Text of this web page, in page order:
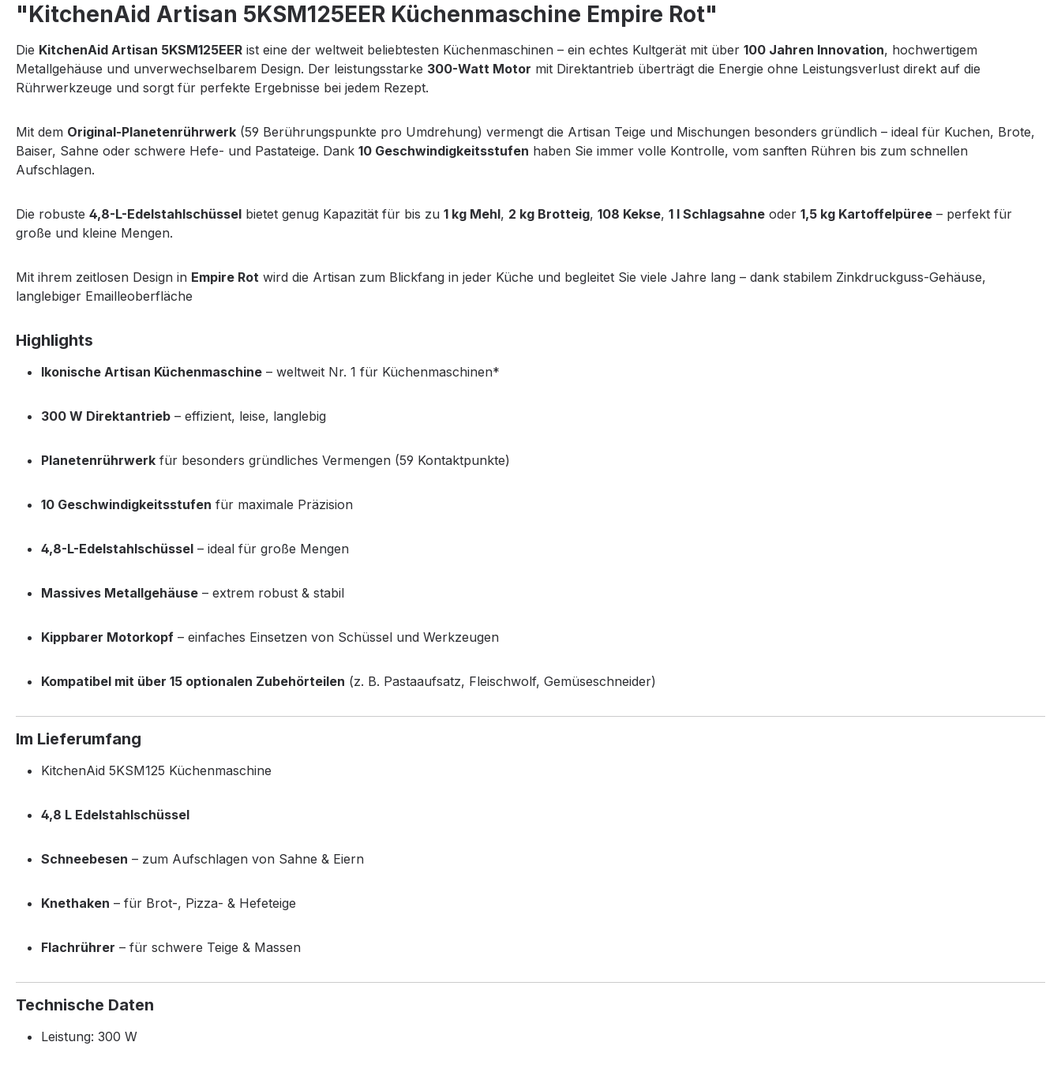
"KitchenAid Artisan 5KSM125EER Küchenmaschine Empire Rot"
Die KitchenAid Artisan 5KSM125EER ist eine der weltweit beliebtesten Küchenmaschinen – ein echtes Kultgerät mit über 100 Jahren Innovation, hochwertigem
Metallgehäuse und unverwechselbarem Design. Der leistungsstarke 300-Watt Motor mit Direktantrieb überträgt die Energie ohne Leistungsverlust direkt auf die
Rührwerkzeuge und sorgt für perfekte Ergebnisse bei jedem Rezept.
Mit dem Original-Planetenrührwerk (59 Berührungspunkte pro Umdrehung) vermengt die Artisan Teige und Mischungen besonders gründlich – ideal für Kuchen, Brote,
Baiser, Sahne oder schwere Hefe- und Pastateige. Dank 10 Geschwindigkeitsstufen haben Sie immer volle Kontrolle, vom sanften Rühren bis zum schnellen
Aufschlagen.
Die robuste 4,8-L-Edelstahlschüssel bietet genug Kapazität für bis zu 1 kg Mehl, 2 kg Brotteig, 108 Kekse, 1 l Schlagsahne oder 1,5 kg Kartoffelpüree – perfekt für
große und kleine Mengen.
Mit ihrem zeitlosen Design in Empire Rot wird die Artisan zum Blickfang in jeder Küche und begleitet Sie viele Jahre lang – dank stabilem Zinkdruckguss-Gehäuse,
langlebiger Emailleoberfläche
Highlights
Ikonische Artisan Küchenmaschine – weltweit Nr. 1 für Küchenmaschinen*
300 W Direktantrieb – effizient, leise, langlebig
Planetenrührwerk für besonders gründliches Vermengen (59 Kontaktpunkte)
10 Geschwindigkeitsstufen für maximale Präzision
4,8-L-Edelstahlschüssel – ideal für große Mengen
Massives Metallgehäuse – extrem robust & stabil
Kippbarer Motorkopf – einfaches Einsetzen von Schüssel und Werkzeugen
Kompatibel mit über 15 optionalen Zubehörteilen (z. B. Pastaaufsatz, Fleischwolf, Gemüseschneider)
Im Lieferumfang
KitchenAid 5KSM125 Küchenmaschine
4,8 L Edelstahlschüssel
Schneebesen – zum Aufschlagen von Sahne & Eiern
Knethaken – für Brot-, Pizza- & Hefeteige
Flachrührer – für schwere Teige & Massen
Technische Daten
Leistung: 300 W